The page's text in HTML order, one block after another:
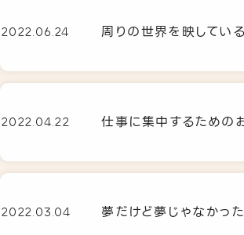
2022.06.24 周りの世界を映してい
2022.04.22 仕事に集中するための
2022.03.04 夢だけど夢じゃなかった